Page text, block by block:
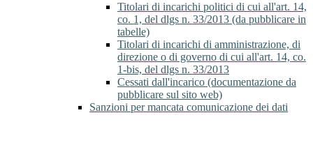
Titolari di incarichi politici di cui all'art. 14,
co. 1, del dlgs n. 33/2013 (da pubblicare in
tabelle)
Titolari di incarichi di amministrazione, di
direzione o di governo di cui all'art. 14, co.
1-bis, del dlgs n. 33/2013
Cessati dall'incarico (documentazione da
pubblicare sul sito web)
Sanzioni per mancata comunicazione dei dati